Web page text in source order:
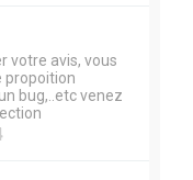
votre avis, vous
propoition
bug,..etc venez